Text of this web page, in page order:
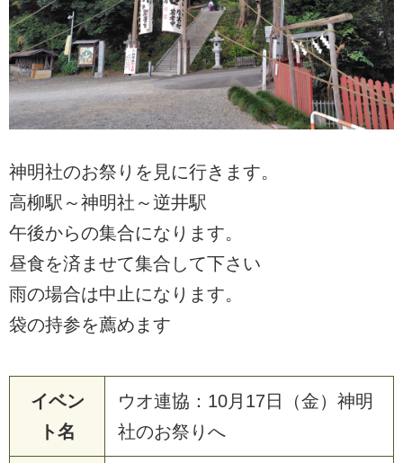
神明社のお祭りを見に行きます。
高柳駅～神明社～逆井駅
午後からの集合になります。
昼食を済ませて集合して下さい
雨の場合は中止になります。
袋の持参を薦めます
イベン
ト名
ウオ連協：10月17日（金）神明
社のお祭りへ